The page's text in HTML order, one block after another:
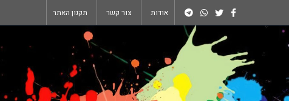
אודות צור קשר תקנון האתר